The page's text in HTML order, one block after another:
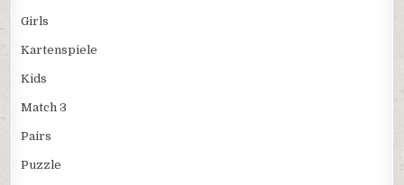
Girls
Kartenspiele
Kids
Match 3
Pairs
Puzzle